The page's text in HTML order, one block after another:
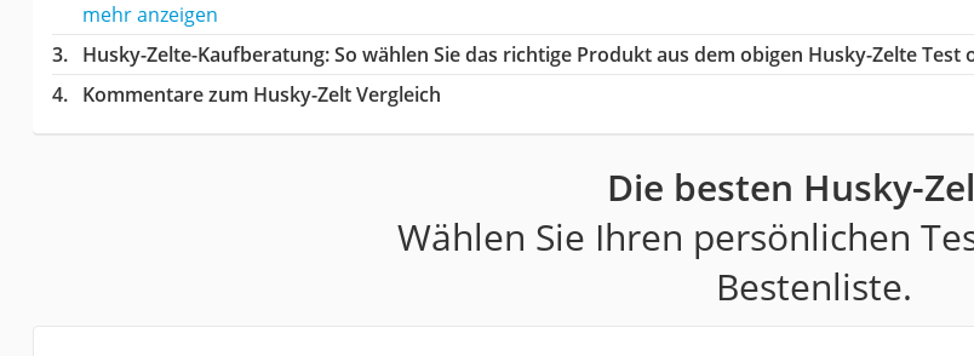
mehr anzeigen
Husky-Zelte-Kaufberatung: So wählen Sie das richtige Produkt aus dem obigen Husky-Zelte Test
Kommentare zum Husky-Zelt Vergleich
Die besten Husky-
Wählen Sie Ihren persönlichen
Bestenliste.